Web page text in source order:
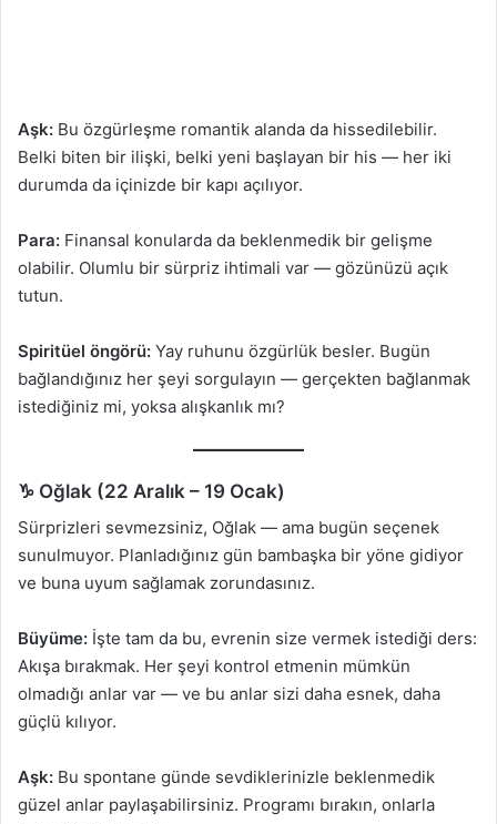
Aşk: Bu özgürleşme romantik alanda da hissedilebilir.
Belki biten bir ilişki, belki yeni başlayan bir his — her iki
durumda da içinizde bir kapı açılıyor.
Para: Finansal konularda da beklenmedik bir gelişme
olabilir. Olumlu bir sürpriz ihtimali var — gözünüzü açık
tutun.
Spiritüel öngörü: Yay ruhunu özgürlük besler. Bugün
bağlandığınız her şeyi sorgulayın — gerçekten bağlanmak
istediğiniz mi, yoksa alışkanlık mı?
♑ Oğlak (22 Aralık – 19 Ocak)
Sürprizleri sevmezsiniz, Oğlak — ama bugün seçenek
sunulmuyor. Planladığınız gün bambaşka bir yöne gidiyor
ve buna uyum sağlamak zorundasınız.
Büyüme: İşte tam da bu, evrenin size vermek istediği ders:
Akışa bırakmak. Her şeyi kontrol etmenin mümkün
olmadığı anlar var — ve bu anlar sizi daha esnek, daha
güçlü kılıyor.
Aşk: Bu spontane günde sevdiklerinizle beklenmedik
güzel anlar paylaşabilirsiniz. Programı bırakın, onlarla